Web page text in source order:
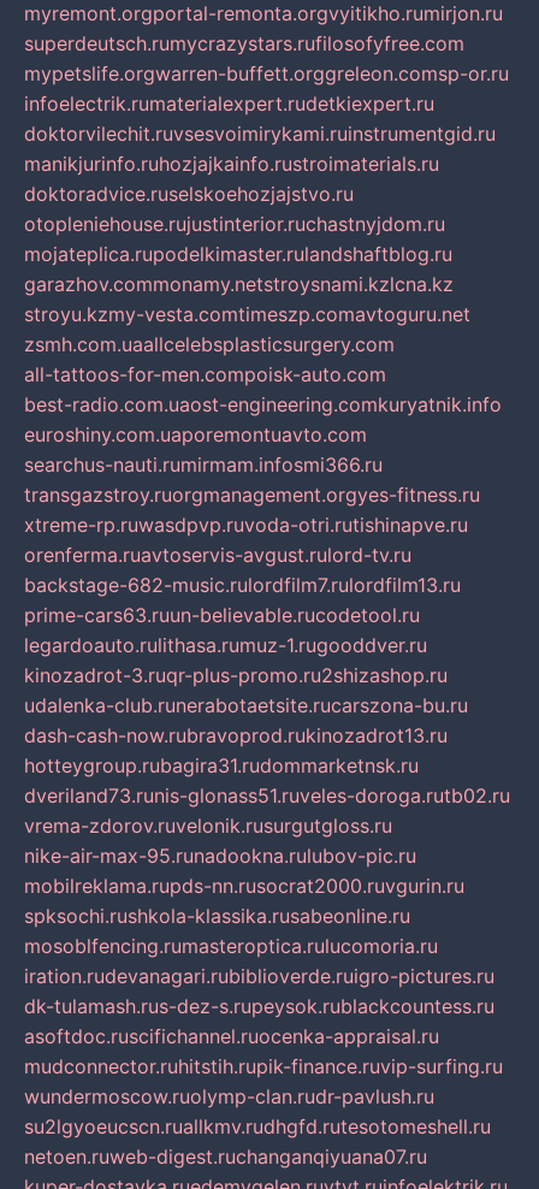
myremont.orgportal-remonta.orgvyitikho.rumirjon.ru
superdeutsch.rumycrazystars.rufilosofyfree.com
mypetslife.orgwarren-buffett.orggreleon.comsp-or.ru
infoelectrik.rumaterialexpert.rudetkiexpert.ru
doktorvilechit.ruvsesvoimirykami.ruinstrumentgid.ru
manikjurinfo.ruhozjajkainfo.rustroimaterials.ru
doktoradvice.ruselskoehozjajstvo.ru
otopleniehouse.rujustinterior.ruchastnyjdom.ru
mojateplica.rupodelkimaster.rulandshaftblog.ru
garazhov.commonamy.netstroysnami.kzlcna.kz
stroyu.kzmy-vesta.comtimeszp.comavtoguru.net
zsmh.com.uaallcelebsplasticsurgery.com
all-tattoos-for-men.compoisk-auto.com
best-radio.com.uaost-engineering.comkuryatnik.info
euroshiny.com.uaporemontuavto.com
searchus-nauti.rumirmam.infosmi366.ru
transgazstroy.ruorgmanagement.orgyes-fitness.ru
xtreme-rp.ruwasdpvp.ruvoda-otri.rutishinapve.ru
orenferma.ruavtoservis-avgust.rulord-tv.ru
backstage-682-music.rulordfilm7.rulordfilm13.ru
prime-cars63.ruun-believable.rucodetool.ru
legardoauto.rulithasa.rumuz-1.rugooddver.ru
kinozadrot-3.ruqr-plus-promo.ru2shizashop.ru
udalenka-club.runerabotaetsite.rucarszona-bu.ru
dash-cash-now.rubravoprod.rukinozadrot13.ru
hotteygroup.rubagira31.rudommarketnsk.ru
dveriland73.runis-glonass51.ruveles-doroga.rutb02.ru
vrema-zdorov.ruvelonik.rusurgutgloss.ru
nike-air-max-95.runadookna.rulubov-pic.ru
mobilreklama.rupds-nn.rusocrat2000.ruvgurin.ru
spksochi.rushkola-klassika.rusabeonline.ru
mosoblfencing.rumasteroptica.rulucomoria.ru
iration.rudevanagari.rubiblioverde.ruigro-pictures.ru
dk-tulamash.rus-dez-s.rupeysok.rublackcountess.ru
asoftdoc.ruscifichannel.ruocenka-appraisal.ru
mudconnector.ruhitstih.rupik-finance.ruvip-surfing.ru
wundermoscow.ruolymp-clan.rudr-pavlush.ru
su2lgyoeucscn.ruallkmv.rudhgfd.rutesotomeshell.ru
netoen.ruweb-digest.ruchanganqiyuana07.ru